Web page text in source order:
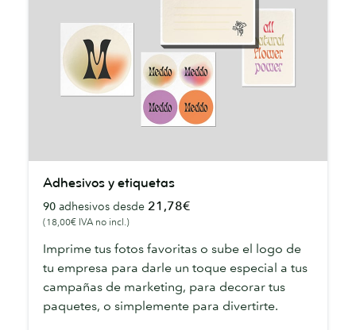
etiquetas
Adhesivos y etiquetas
90 adhesivos desde 21,78€
(18,00€ IVA no incl.)
Imprime tus fotos favoritas o sube el logo de
tu empresa para darle un toque especial a tus
campañas de marketing, para decorar tus
paquetes, o simplemente para divertirte.